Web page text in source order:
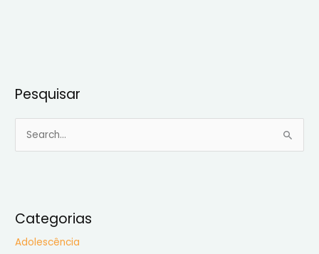
Pesquisar
u
Categorias
Adolescência